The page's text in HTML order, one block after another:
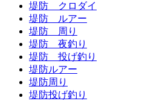
堤防 クロダイ
堤防 ルアー
堤防 周り
堤防 夜釣り
堤防 投げ釣り
堤防ルアー
堤防周り
堤防投げ釣り